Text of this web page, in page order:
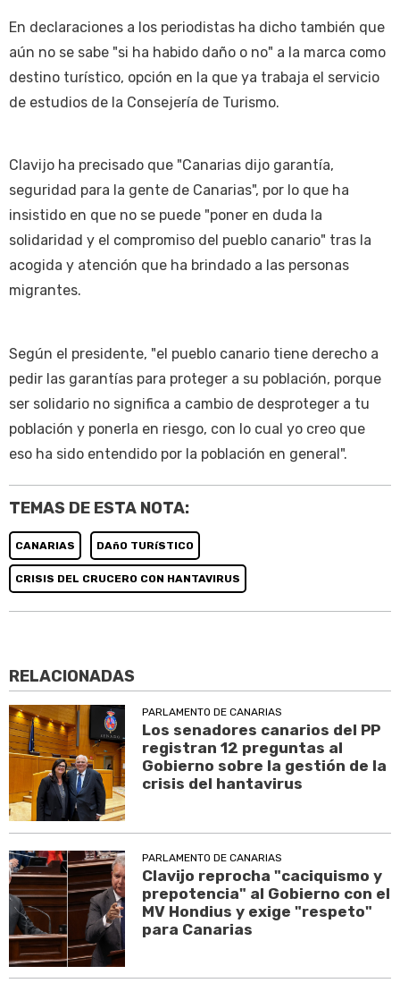
En declaraciones a los periodistas ha dicho también que
aún no se sabe "si ha habido daño o no" a la marca como
destino turístico, opción en la que ya trabaja el servicio
de estudios de la Consejería de Turismo.
Clavijo ha precisado que "Canarias dijo garantía,
seguridad para la gente de Canarias", por lo que ha
insistido en que no se puede "poner en duda la
solidaridad y el compromiso del pueblo canario" tras la
acogida y atención que ha brindado a las personas
migrantes.
Según el presidente, "el pueblo canario tiene derecho a
pedir las garantías para proteger a su población, porque
ser solidario no significa a cambio de desproteger a tu
población y ponerla en riesgo, con lo cual yo creo que
eso ha sido entendido por la población en general".
TEMAS DE ESTA NOTA:
CANARIAS DAñO TURíSTICO
CRISIS DEL CRUCERO CON HANTAVIRUS
RELACIONADAS
PARLAMENTO DE CANARIAS
Los senadores canarios del PP
registran 12 preguntas al
Gobierno sobre la gestión de la
crisis del hantavirus
PARLAMENTO DE CANARIAS
Clavijo reprocha "caciquismo y
prepotencia" al Gobierno con el
MV Hondius y exige "respeto"
para Canarias